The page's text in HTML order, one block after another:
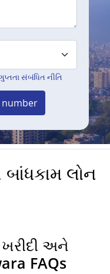
સંબંધિત નીતિ
number
લોન
અને
FAQs